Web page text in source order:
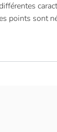
points sont